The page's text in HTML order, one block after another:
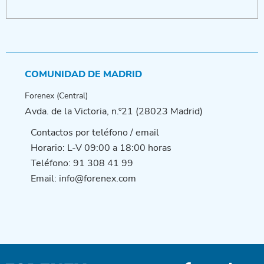
COMUNIDAD DE MADRID
Forenex (Central)
Avda. de la Victoria, n.º21 (28023 Madrid)
Contactos por teléfono / email
Horario: L-V 09:00 a 18:00 horas
Teléfono: 91 308 41 99
Email: info@forenex.com